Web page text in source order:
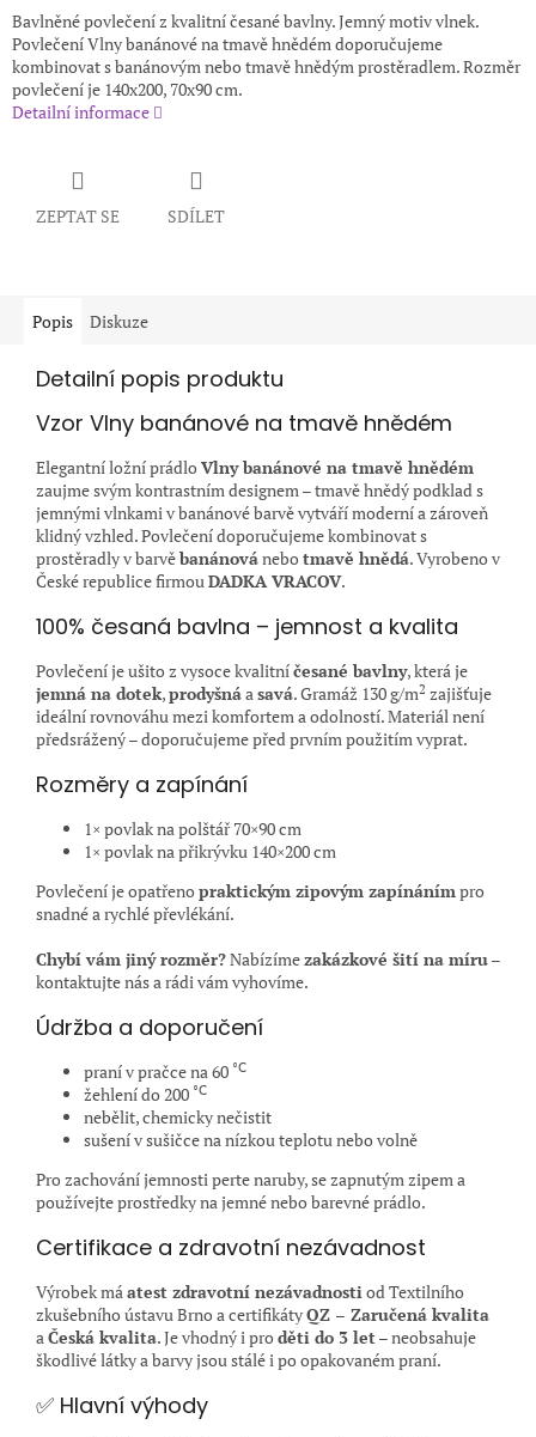
Bavlněné povlečení z kvalitní česané bavlny. Jemný motiv vlnek.
Povlečení Vlny banánové na tmavě hnědém doporučujeme
kombinovat s banánovým nebo tmavě hnědým prostěradlem. Rozměr
povlečení je 140x200, 70x90 cm.
Detailní informace
ZEPTAT SE SDÍLET
Popis Diskuze
Detailní popis produktu
Vzor Vlny banánové na tmavě hnědém
Elegantní ložní prádloVlny banánové na tmavě hnědém
zaujme svým kontrastním designem – tmavě hnědý podklad s
jemnými vlnkami v banánové barvě vytváří moderní a zároveň
klidný vzhled. Povlečení doporučujeme kombinovat s
prostěradly v barvěbanánovánebotmavě hnědá. Vyrobeno v
České republice firmouDADKA VRACOV.
100% česaná bavlna – jemnost a kvalita
Povlečení je ušito z vysoce kvalitníčesané bavlny, která je
jemná na dotek,prodyšnáasavá. Gramáž 130 g/m2 zajišťuje
ideální rovnováhu mezi komfortem a odolností. Materiál není
předsrážený – doporučujeme před prvním použitím vyprat.
Rozměry a zapínání
1× povlak na polštář 70×90 cm
1× povlak na přikrývku 140×200 cm
Povlečení je opatřenopraktickým zipovým zapínánímpro
snadné a rychlé převlékání.
Chybí vám jiný rozměr?Nabízímezakázkové šití na míru–
kontaktujte nás a rádi vám vyhovíme.
Údržba a doporučení
praní v pračce na 60 °C
žehlení do 200 °C
nebělit, chemicky nečistit
sušení v sušičce na nízkou teplotu nebo volně
Pro zachování jemnosti perte naruby, se zapnutým zipem a
používejte prostředky na jemné nebo barevné prádlo.
Certifikace a zdravotní nezávadnost
Výrobek máatest zdravotní nezávadnostiod Textilního
zkušebního ústavu Brno a certifikátyQZ – Zaručená kvalita
aČeská kvalita. Je vhodný i proděti do 3 let– neobsahuje
škodlivé látky a barvy jsou stálé i po opakovaném praní.
✅ Hlavní výhody